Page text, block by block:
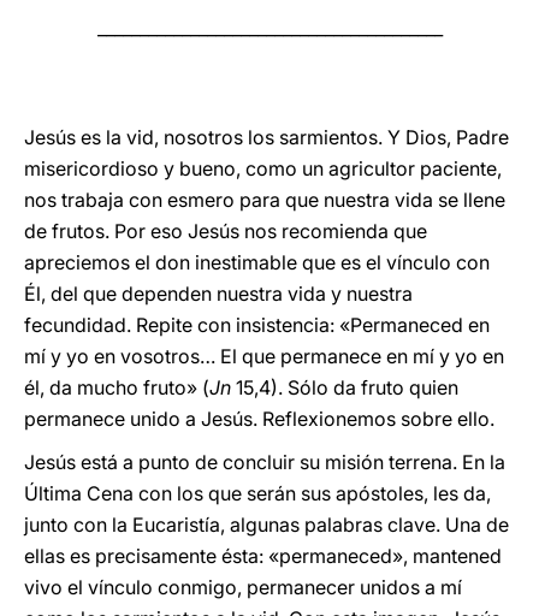
Jesús es la vid, nosotros los sarmientos. Y Dios, Padre
misericordioso y bueno, como un agricultor paciente,
nos trabaja con esmero para que nuestra vida se llene
de frutos. Por eso Jesús nos recomienda que
apreciemos el don inestimable que es el vínculo con
Él, del que dependen nuestra vida y nuestra
fecundidad. Repite con insistencia: «Permaneced en
mí y yo en vosotros… El que permanece en mí y yo en
él, da mucho fruto» (Jn 15,4). Sólo da fruto quien
permanece unido a Jesús. Reflexionemos sobre ello.
Jesús está a punto de concluir su misión terrena. En la
Última Cena con los que serán sus apóstoles, les da,
junto con la Eucaristía, algunas palabras clave. Una de
ellas es precisamente ésta: «permaneced», mantened
vivo el vínculo conmigo, permanecer unidos a mí